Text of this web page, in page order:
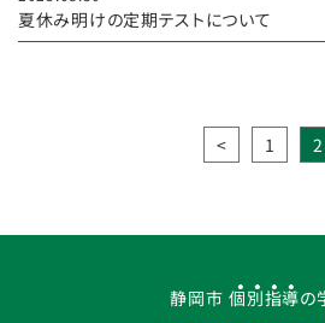
夏休み明けの定期テストについて
< 1 2
静岡市 個別指導の